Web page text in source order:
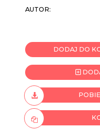
AUTOR:
DODAJ DO